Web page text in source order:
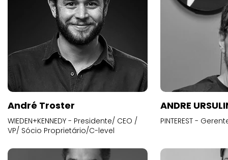
André Troster
WIEDEN+KENNEDY - Presidente/ CEO /
VP/ Sócio Proprietário/C-level
ANDRE
PINTEREST -